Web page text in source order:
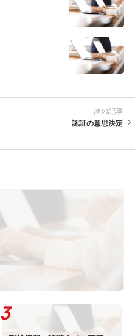
次の記事
認証の意思決定